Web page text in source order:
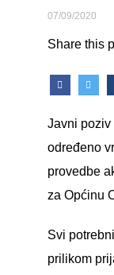
07/09/2020
Share this
Javni poziv
određeno
provedbe
za Općinu
Svi
prilikom